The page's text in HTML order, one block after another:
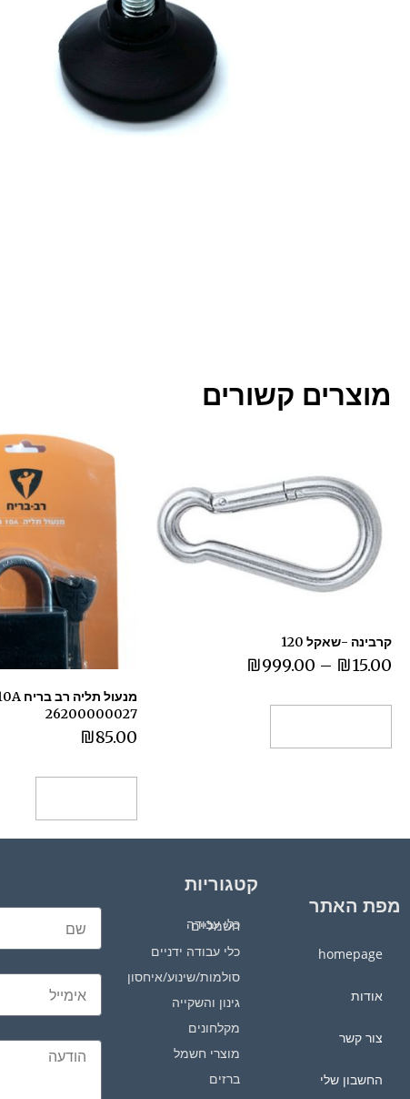
מוצרים קשורים
קרבינה -שאקל 120
₪15.00
–
₪999.00
26200000027
₪85.00
מפת האתר
homepage
אודות
צור קשר
החשבון שלי
קטגוריות
כלי עבודה חשמליים
כלי עבודה ידניים
סולמות/שינוע/איחסון
גינון והשקייה
מקלחונים
מוצרי חשמל
ברזים